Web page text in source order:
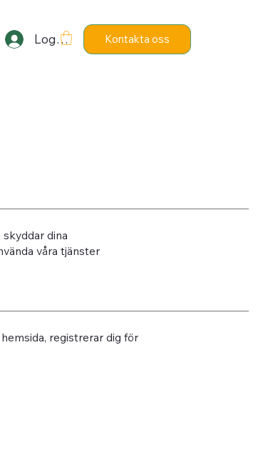
Logga in Kontakta oss
dina
våra tjänster
registrerar dig för